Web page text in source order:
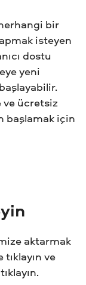
bir
isteyen
dostu
yeni
ve ücretsiz
başlamak için
aktarmak
ve